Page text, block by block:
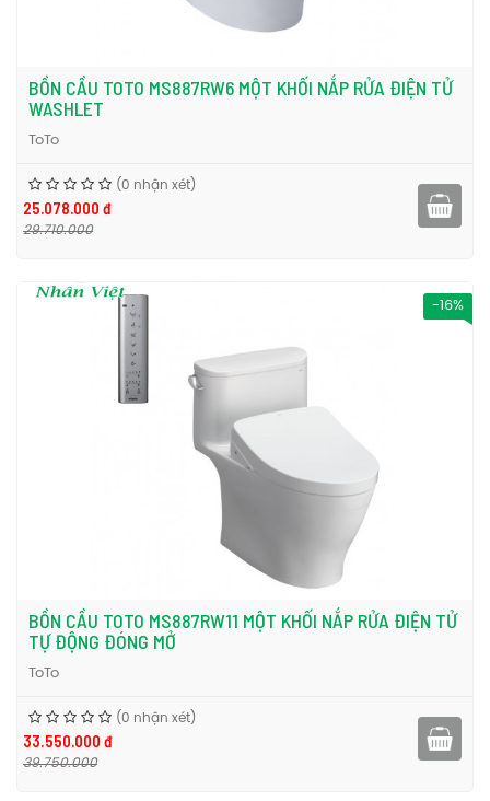
BỒN CẦU TOTO MS887RW6 MỘT KHỐI NẮP RỬA ĐIỆN TỬ
WASHLET
ToTo
(0 nhận xét)
25.078.000 đ
29.710.000
-16%
BỒN CẦU TOTO MS887RW11 MỘT KHỐI NẮP RỬA ĐIỆN TỬ
TỰ ĐỘNG ĐÓNG MỞ
ToTo
(0 nhận xét)
33.550.000 đ
39.750.000